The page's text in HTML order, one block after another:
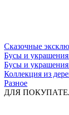
Сказочные
Бусы и
Бусы и
Коллекция из
Разное
ДЛЯ